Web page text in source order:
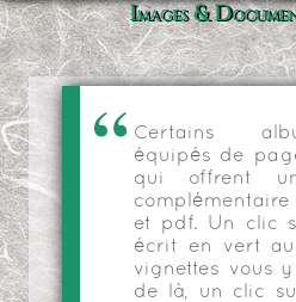
Images &
Certains
équipés de
qui offrent
et pdf. Un clic
écrit en vert au
vignettes vous
de là, un clic